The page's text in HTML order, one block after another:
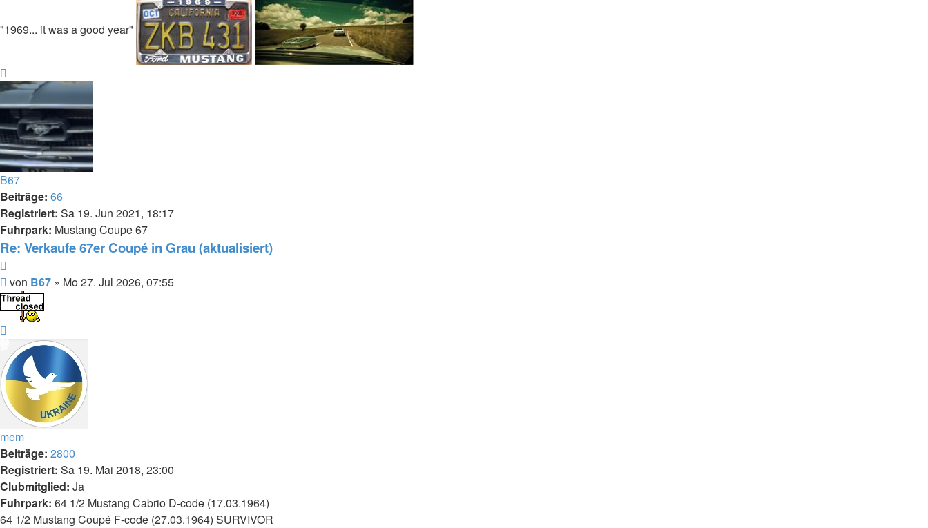
"1969... it was a good year"
oben
B67
Beiträge: 66
Registriert: Sa 19. Jun 2021, 18:17
Fuhrpark: Mustang Coupe 67
Re: Verkaufe 67er Coupé in Grau (aktualisiert)
Beitrag
von B67 » Mo 27. Jul 2026, 07:55
oben
mem
Beiträge: 2800
Registriert: Sa 19. Mai 2018, 23:00
Clubmitglied: Ja
Fuhrpark: 64 1/2 Mustang Cabrio D-code (17.03.1964)
64 1/2 Mustang Coupé F-code (27.03.1964) SURVIVOR